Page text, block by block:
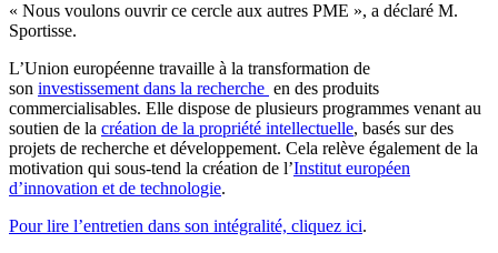
« Nous voulons ouvrir ce cercle aux autres PME », a déclaré M.
Sportisse.
L’Union européenne travaille à la transformation de
son investissement dans la recherche en des produits
commercialisables. Elle dispose de plusieurs programmes venant au
soutien de la création de la propriété intellectuelle, basés sur des
projets de recherche et développement. Cela relève également de la
motivation qui sous-tend la création de l’Institut européen
d’innovation et de technologie.
Pour lire l’entretien dans son intégralité, cliquez ici.